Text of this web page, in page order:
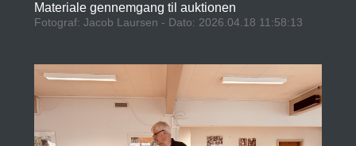
Materiale gennemgang til auktionen
Fotograf: Jacob Laursen - Dato: 2026.04.18 11:58:13